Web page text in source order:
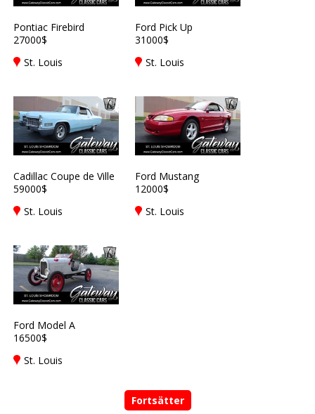
Pontiac Firebird
27000$
St. Louis
Ford Pick Up
31000$
St. Louis
Cadillac Coupe de Ville
59000$
St. Louis
Ford Mustang
12000$
St. Louis
Ford Model A
16500$
St. Louis
Fortsätter